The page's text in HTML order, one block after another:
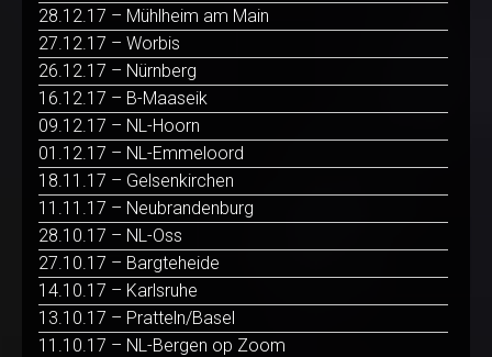
28.12.17 – Mühlheim am Main
27.12.17 – Worbis
26.12.17 – Nürnberg
16.12.17 – B-Maaseik
09.12.17 – NL-Hoorn
01.12.17 – NL-Emmeloord
18.11.17 – Gelsenkirchen
11.11.17 – Neubrandenburg
28.10.17 – NL-Oss
27.10.17 – Bargteheide
14.10.17 – Karlsruhe
13.10.17 – Pratteln/Basel
11.10.17 – NL-Bergen op Zoom